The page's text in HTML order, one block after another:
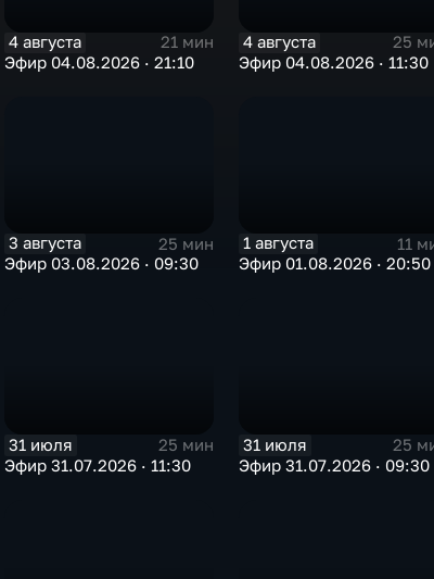
4 августа
21 мин
Эфир 04.08.2026 · 21:10
4 августа
25
Эфир 04.08.2026 · 11:30
3 августа
25 мин
Эфир 03.08.2026 · 09:30
1 августа
11
Эфир 01.08.2026 · 20:50
31 июля
25 мин
Эфир 31.07.2026 · 11:30
31 июля
25
Эфир 31.07.2026 · 09:30